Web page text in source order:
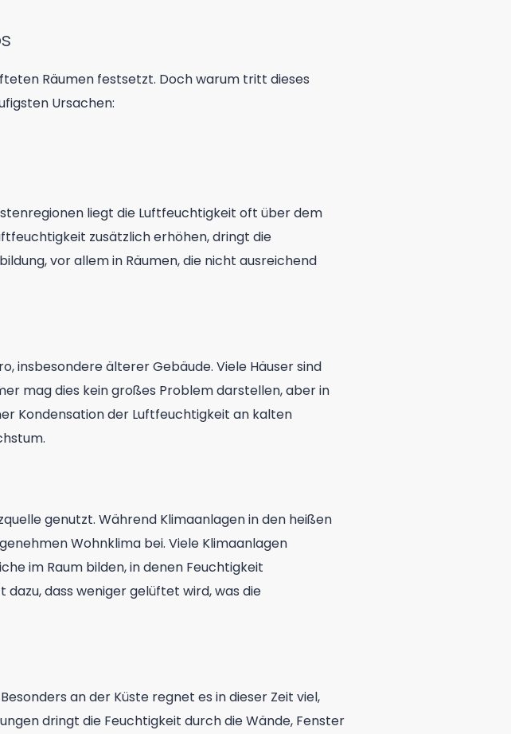
Räumen festsetzt. Doch warum tritt dieses
Ursachen:
liegt die Luftfeuchtigkeit oft über dem
zusätzlich erhöhen, dringt die
vor allem in Räumen, die nicht ausreichend
insbesondere älterer Gebäude. Viele Häuser sind
mag dies kein großes Problem darstellen, aber in
Kondensation der Luftfeuchtigkeit an kalten
genutzt. Während Klimaanlagen in den heißen
Wohnklima bei. Viele Klimaanlagen
im Raum bilden, in denen Feuchtigkeit
dass weniger gelüftet wird, was die
an der Küste regnet es in dieser Zeit viel,
dringt die Feuchtigkeit durch die Wände, Fenster